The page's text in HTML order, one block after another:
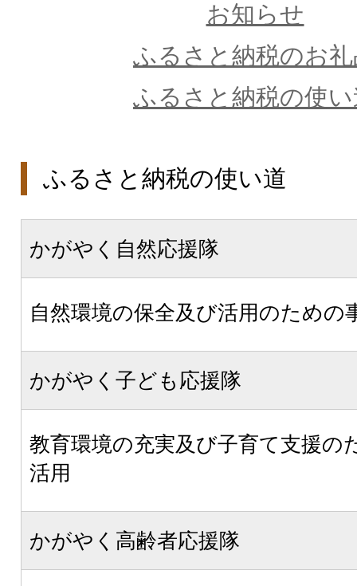
お知らせ
ふるさと納税のお
ふるさと納税の使
ふるさと納税の使い道
かがやく自然応援隊
自然環境の保全及び活用のための
かがやく子ども応援隊
教育環境の充実及び子育て支援の
活用
かがやく高齢者応援隊